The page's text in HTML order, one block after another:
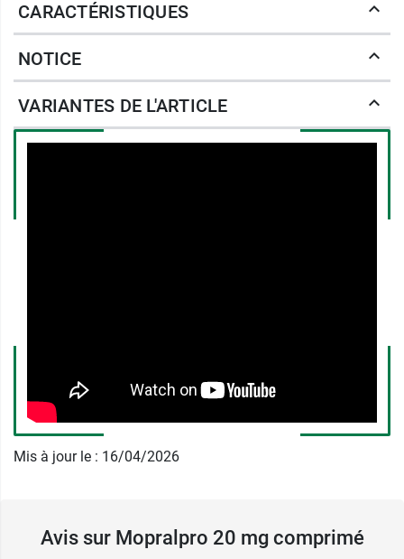
comportent aussi les excipients suivants :
monostéarate de glycérol 40-55,
hydroxypropylcellulose, hypromellose, oxyde de
fer rouge/brun, stéarate de magnésium,
copolymère d'acide méthacrylique, cellulose
microcristalline, paraffine, macrogol 6000,
polysorbate 80, crospovidone, hydroxyde de
1 comprimé par jour avant le repas avec un verre
d'eau non gazeuse, pendant 14 jours.
On choisira le matin si les symptômes
Les comprimés de Mopralpro contiennent des
CARACTÉRISTIQUES
NOTICE
VARIANTES DE L'ARTICLE
Mis à jour le : 16/04/2026
Avis sur Mopralpro 20 mg comprimé